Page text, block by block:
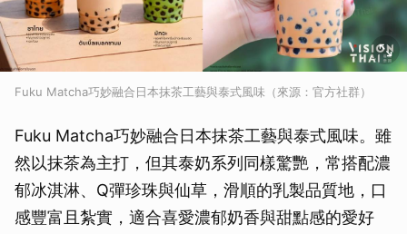
Fuku Matcha巧妙融合日本抹茶工藝與泰式風味（來源：官方社群）
Fuku Matcha巧妙融合日本抹茶工藝與泰式風味。雖
然以抹茶為主打，但其泰奶系列同樣驚艷，常搭配濃
郁冰淇淋、Q彈珍珠與仙草，滑順的乳製品質地，口
感豐富且紮實，適合喜愛濃郁奶香與甜點感的愛好